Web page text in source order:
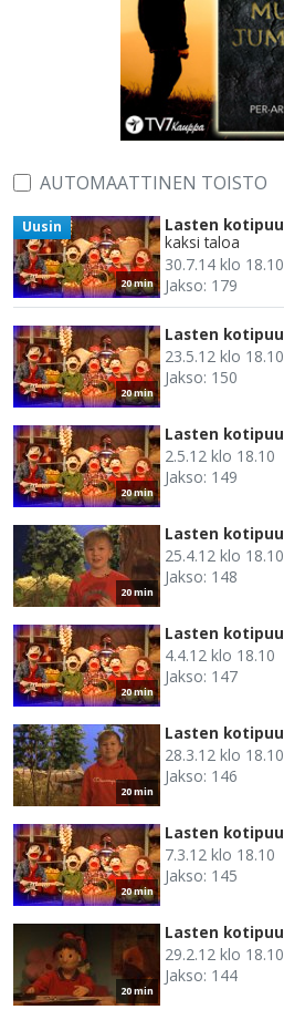
AUTOMAATTINEN TOISTO
20 min
Uusin Lasten kotipuu
kaksi taloa
30.7.14 klo 18.10
Jakso: 179
20 min
Lasten kotipuu
23.5.12 klo 18.10
Jakso: 150
20 min
Lasten kotipuu
2.5.12 klo 18.10
Jakso: 149
20 min
Lasten kotipuu
25.4.12 klo 18.10
Jakso: 148
20 min
Lasten kotipuu
4.4.12 klo 18.10
Jakso: 147
20 min
Lasten kotipuu
28.3.12 klo 18.10
Jakso: 146
20 min
Lasten kotipuu
7.3.12 klo 18.10
Jakso: 145
20 min
Lasten kotipuu
29.2.12 klo 18.10
Jakso: 144